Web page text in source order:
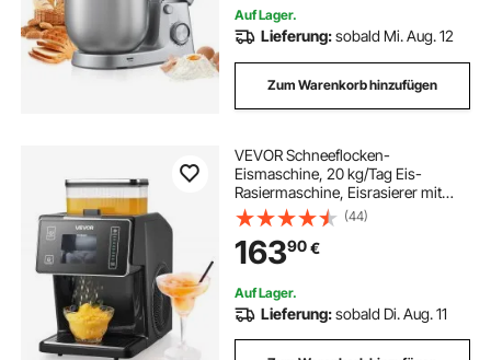
Auf Lager.
Lieferung:sobald Mi. Aug. 12
Zum Warenkorb hinzufügen
VEVOR Schneeflocken-
Eismaschine, 20 kg/Tag Eis-
Rasiermaschine, Eisrasierer mit
Edelstahlklinge, elektrischer
Bingsu-Maschine mit 0,8 L Tank,
90-s-Schnellkühlung, für Zuhause
kleine Veranstaltung
(44)
16390€
Auf Lager.
Lieferung:sobald Di. Aug. 11